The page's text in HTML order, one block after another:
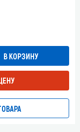
В КОРЗИНУ